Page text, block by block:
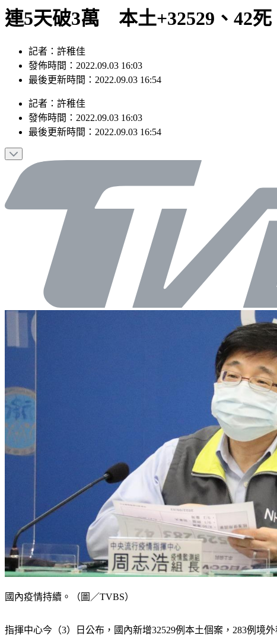
連5天破3萬 本土+32529、42死
記者：許稚佳
發佈時間：2022.09.03 16:03
最後更新時間：2022.09.03 16:54
記者 ： 許稚佳
發佈時間： 2022.09.03 16:03
最後更新時間： 2022.09.03 16:54
國內疫情持續。（圖／TVBS）
指揮中心今（3）日公布，國內新增32529例本土個案，283例境